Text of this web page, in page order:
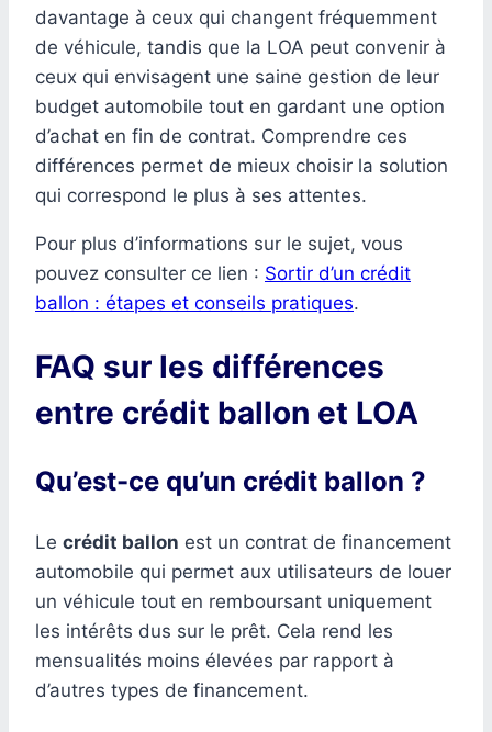
davantage à ceux qui changent fréquemment
de véhicule, tandis que la LOA peut convenir à
ceux qui envisagent une saine gestion de leur
budget automobile tout en gardant une option
d’achat en fin de contrat. Comprendre ces
différences permet de mieux choisir la solution
qui correspond le plus à ses attentes.
Pour plus d’informations sur le sujet, vous
pouvez consulter ce lien : Sortir d’un crédit
ballon : étapes et conseils pratiques.
FAQ sur les différences
entre crédit ballon et LOA
Qu’est-ce qu’un crédit ballon ?
Le crédit ballon est un contrat de financement
automobile qui permet aux utilisateurs de louer
un véhicule tout en remboursant uniquement
les intérêts dus sur le prêt. Cela rend les
mensualités moins élevées par rapport à
d’autres types de financement.